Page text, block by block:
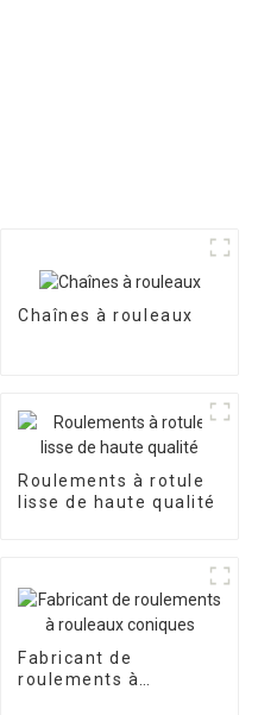
Chaînes à rouleaux
Roulements à rotule
lisse de haute qualité
Fabricant de
roulements à